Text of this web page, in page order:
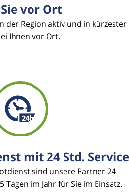
vor Ort
der Region aktiv und in kürzester
Ihnen vor Ort.
mit 24 Std. Service
sind unsere Partner 24
Tagen im Jahr für Sie im Einsatz.